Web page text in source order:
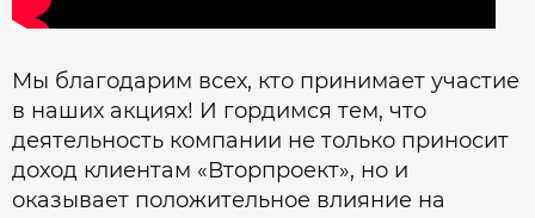
Мы благодарим всех, кто принимает участие
в наших акциях! И гордимся тем, что
деятельность компании не только приносит
доход клиентам «Вторпроект», но и
оказывает положительное влияние на